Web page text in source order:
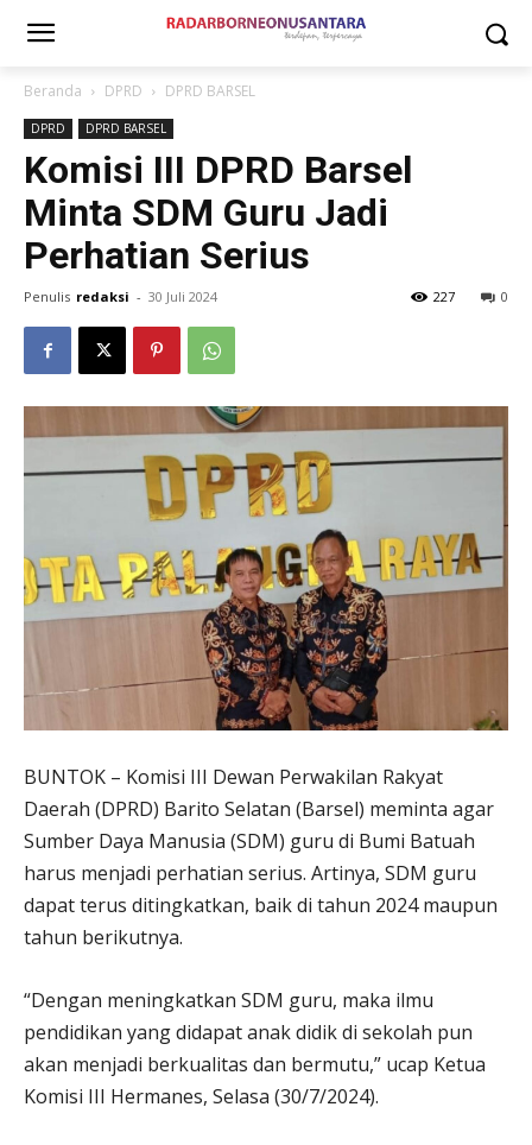
Beranda DPRD DPRD BARSEL
DPRD DPRD BARSEL
Komisi III DPRD Barsel
Minta SDM Guru Jadi
Perhatian Serius
Penulis redaksi - 30 Juli 2024 0
227
BUNTOK – Komisi III Dewan Perwakilan Rakyat
Daerah (DPRD) Barito Selatan (Barsel) meminta agar
Sumber Daya Manusia (SDM) guru di Bumi Batuah
harus menjadi perhatian serius. Artinya, SDM guru
dapat terus ditingkatkan, baik di tahun 2024 maupun
tahun berikutnya.
“Dengan meningkatkan SDM guru, maka ilmu
pendidikan yang didapat anak didik di sekolah pun
akan menjadi berkualitas dan bermutu,” ucap Ketua
Komisi III Hermanes, Selasa (30/7/2024).